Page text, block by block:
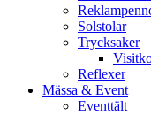
Solstolar
Trycksaker
Reflexer
Mässa & Event
Eventtält